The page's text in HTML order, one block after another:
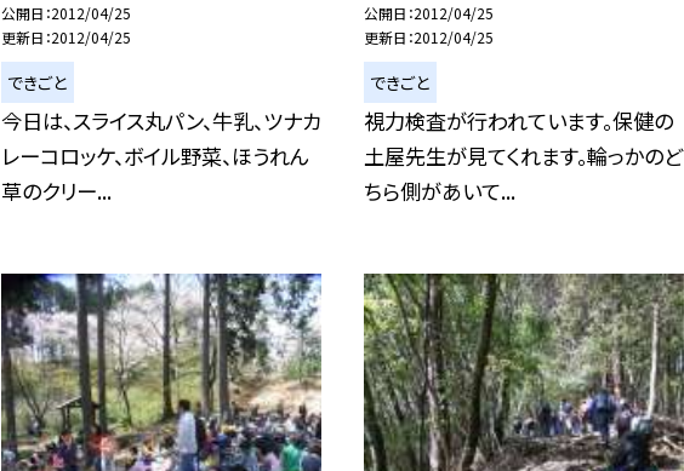
公開日 2012/04/25
更新日 2012/04/25
できごと
今日は、スライス丸パン、牛乳、ツナカ
レーコロッケ、ボイル野菜、ほうれん
草のクリー...
公開日 2012/04/25
更新日 2012/04/25
できごと
視力検査が行われています。保健の
土屋先生が見てくれます。輪っかのど
ちら側があいて...